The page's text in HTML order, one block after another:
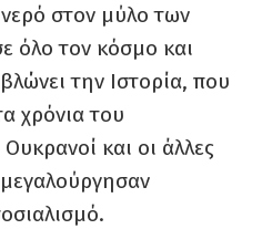
στον μύλο των
όλο τον κόσμο και
την Ιστορία, που
χρόνια του
και οι άλλες